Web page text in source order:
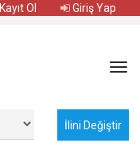
Giriş Yap
Kayıt Ol